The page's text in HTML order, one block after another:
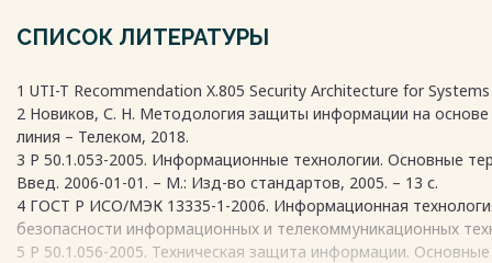
? пользователя — для передачи пользовательской
видеоконференции, дистанционное обучение, воспита-ние,
Весь текст будет доступен
СПИСОК ЛИТЕРАТУРЫ
1 UTI-T Recommendation X.805 Security Architecture for
2 Новиков, С. Н. Методология защиты информации на основе
линия – Телеком, 2018.
3 Р 50.1.053-2005. Информационные технологии. Основные
Введ. 2006-01-01. – М.: Изд-во стандартов, 2005. – 13 с.
4 ГОСТ Р ИСО/МЭК 13335-1-2006. Информационная
безопасности информационных и телекоммуникационных
5 Р 50.1.056-2005. Техническая защита информации.